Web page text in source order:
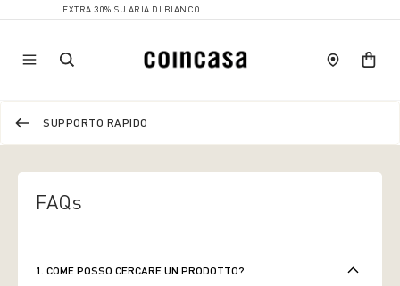
EXTRA 30% SU ARIA DI BIANCO
SUPPORTO RAPIDO
FAQs
1. COME POSSO CERCARE UN PRODOTTO?